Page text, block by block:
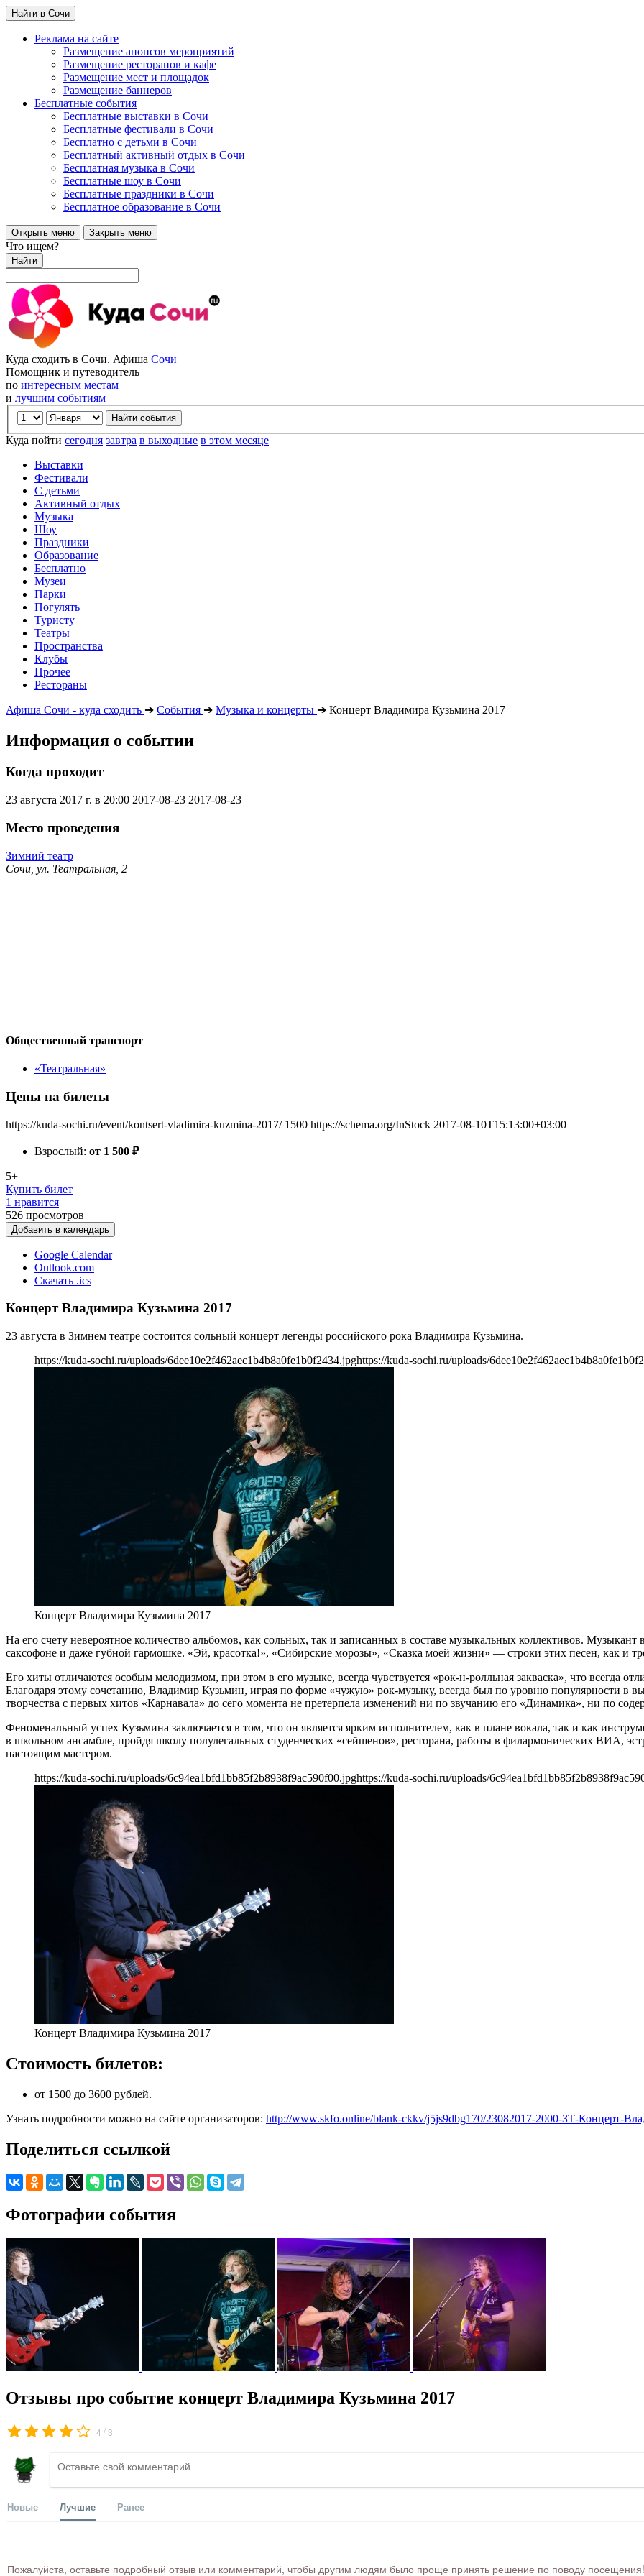
Найти в Сочи
Реклама на сайте
Размещение анонсов мероприятий
Размещение ресторанов и кафе
Размещение мест и площадок
Размещение баннеров
Бесплатные события
Бесплатные выставки в Сочи
Бесплатные фестивали в Сочи
Бесплатно с детьми в Сочи
Бесплатный активный отдых в Сочи
Бесплатная музыка в Сочи
Бесплатные шоу в Сочи
Бесплатные праздники в Сочи
Бесплатное образование в Сочи
Открыть меню Закрыть меню
Что ищем?
Найти
Куда сходить в Сочи. Афиша Сочи
Помощник и путеводитель
по интересным местам
и лучшим событиям
Куда пойти сегодня завтра в выходные в этом месяце
Выставки
Фестивали
С детьми
Активный отдых
Музыка
Шоу
Праздники
Образование
Бесплатно
Музеи
Парки
Погулять
Туристу
Театры
Пространства
Клубы
Прочее
Рестораны
Афиша Сочи - куда сходить ➔ События ➔ Музыка и концерты ➔ Концерт Владимира Кузьмина 2017
Информация о событии
Когда проходит
23 августа 2017 г. в 20:00 2017-08-23 2017-08-23
Место проведения
Зимний театр
Сочи, ул. Театральная, 2
Общественный транспорт
«Театральная»
Цены на билеты
https://kuda-sochi.ru/event/kontsert-vladimira-kuzmina-2017/ 1500 https://schema.org/InStock 2017-08-10T15:13:00+03:00
Взрослый: от 1 500 ₽
5+
Купить билет
1 нравится
526 просмотров
Добавить в календарь
Google Calendar
Outlook.com
Скачать .ics
Концерт Владимира Кузьмина 2017
23 августа в Зимнем театре состоится сольный концерт легенды российского рока Владимира Кузьмина.
https://kuda-sochi.ru/uploads/6dee10e2f462aec1b4b8a0fe1b0f2434.jpghttps://kuda-sochi.ru/uploads/
Концерт Владимира Кузьмина 2017
На его счету невероятное количество альбомов, как сольных, так и записанных в составе музыкальных коллективов. Музыкант
саксофоне и даже губной гармошке. «Эй, красотка!», «Сибирские морозы», «Сказка моей жизни» — строки этих песен, как и
Его хиты отличаются особым мелодизмом, при этом в его музыке, всегда чувствуется «рок-н-ролльная закваска», что всегда
Благодаря этому сочетанию, Владимир Кузьмин, играя по форме «чужую» рок-музыку, всегда был по уровню популярности в
творчества с первых хитов «Карнавала» до сего момента не претерпела изменений ни по звучанию его «Динамика», ни по
Феноменальный успех Кузьмина заключается в том, что он является ярким исполнителем, как в плане вокала, так и как
в школьном ансамбле, пройдя школу полулегальных студенческих «сейшенов», ресторана, работы в филармонических ВИА,
настоящим мастером.
https://kuda-sochi.ru/uploads/6c94ea1bfd1bb85f2b8938f9ac590f00.jpghttps://kuda-sochi.ru/uploads/
Концерт Владимира Кузьмина 2017
Стоимость билетов:
от 1500 до 3600 рублей.
Узнать подробности можно на сайте организаторов: http://www.skfo.online/blank-ckkv/j5js9dbg170/23082017-2000-ЗТ-Концерт-
Поделиться ссылкой
Фотографии события
Отзывы про событие концерт Владимира Кузьмина 2017
4 /3
Новые Лучшие Ранее
Пожалуйста, оставьте подробный отзыв или комментарий, чтобы другим людям было проще принять решение по поводу посещения!